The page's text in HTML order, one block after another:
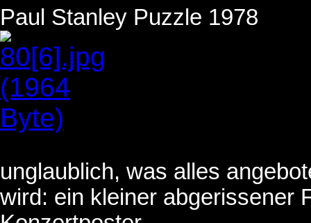
Paul Stanley Puzzle 1978
unglaublich, was alles
wird: ein kleiner abgerissener